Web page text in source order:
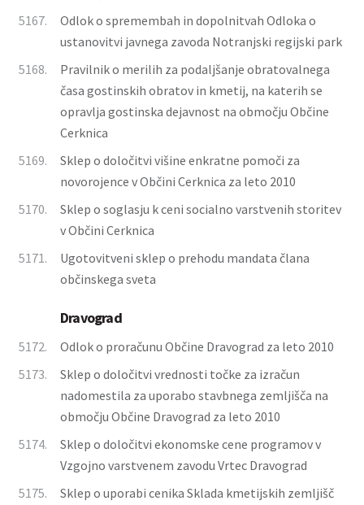
5167.
Odlok o spremembah in dopolnitvah Odloka o
ustanovitvi javnega zavoda Notranjski regijski park
5168.
Pravilnik o merilih za podaljšanje obratovalnega
časa gostinskih obratov in kmetij, na katerih se
opravlja gostinska dejavnost na območju Občine
Cerknica
5169.
Sklep o določitvi višine enkratne pomoči za
novorojence v Občini Cerknica za leto 2010
5170.
Sklep o soglasju k ceni socialno varstvenih storitev
v Občini Cerknica
5171.
Ugotovitveni sklep o prehodu mandata člana
občinskega sveta
Dravograd
5172.
Odlok o proračunu Občine Dravograd za leto 2010
5173.
Sklep o določitvi vrednosti točke za izračun
nadomestila za uporabo stavbnega zemljišča na
območju Občine Dravograd za leto 2010
5174.
Sklep o določitvi ekonomske cene programov v
Vzgojno varstvenem zavodu Vrtec Dravograd
5175.
Sklep o uporabi cenika Sklada kmetijskih zemljišč